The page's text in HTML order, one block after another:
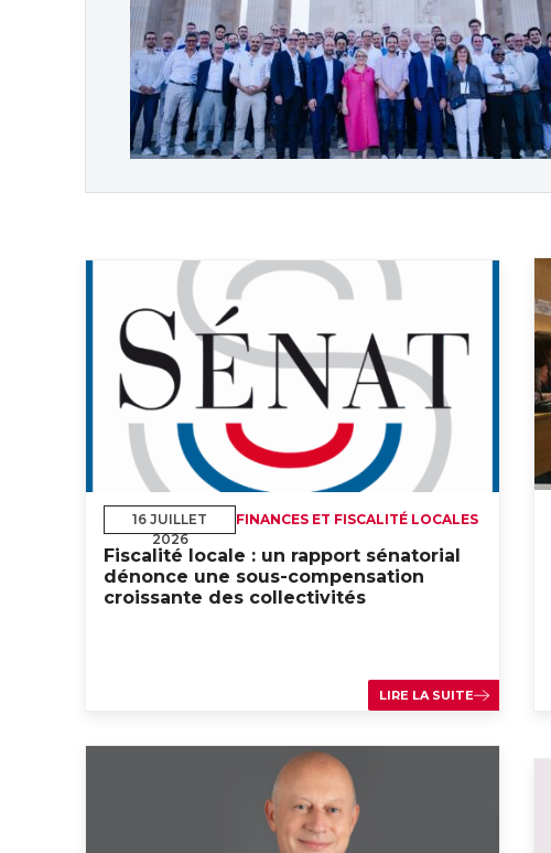
16 JUILLET
2026
FINANCES ET FISCALITÉ LOCALES
Fiscalité locale : un rapport sénatorial
dénonce une sous-compensation
croissante des collectivités
LIRE LA SUITE